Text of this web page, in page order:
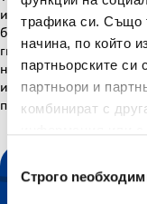
трафика си. Също
начина, по който
партньорските си
партньори и
комбинират с
Строго
иновации в
българския и
ги интегрират в
намират най-новите
използването на
партньорските